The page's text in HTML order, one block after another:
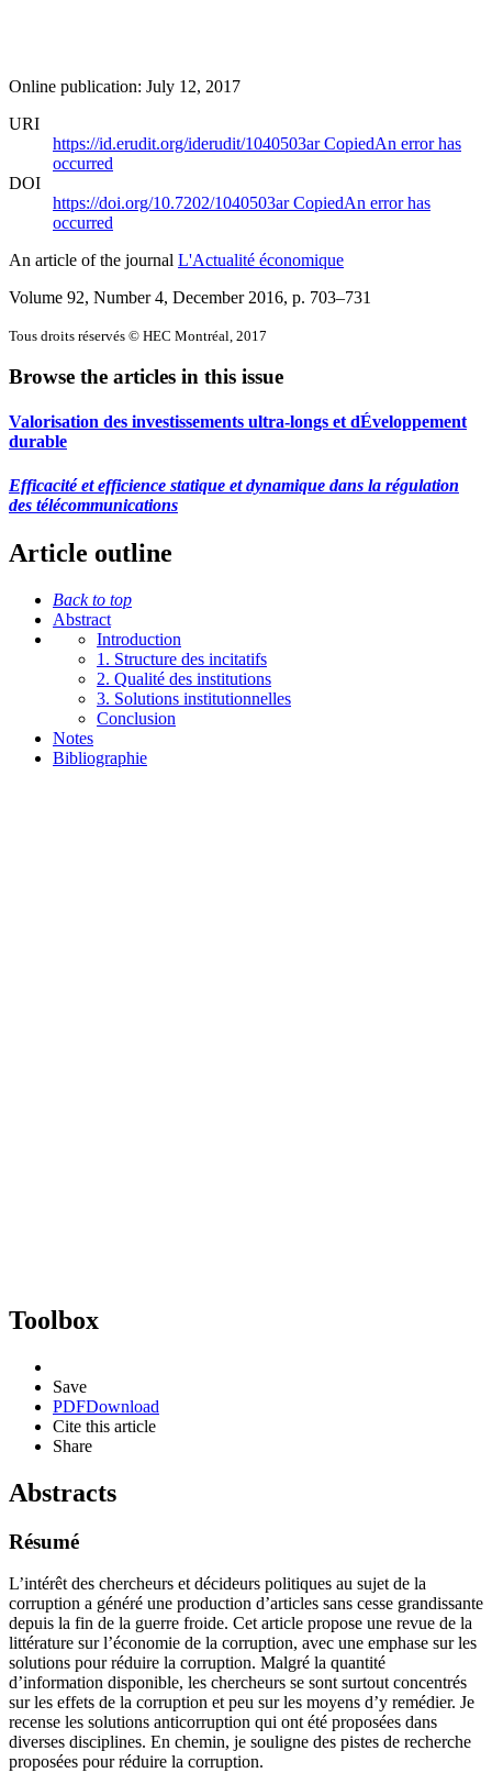
Online publication: July 12, 2017
URI
https://id.erudit.org/iderudit/1040503arCopiedAn error has
occurred
DOI
https://doi.org/10.7202/1040503arCopiedAn error has
occurred
An article of the journal L'Actualité économique
Volume 92, Number 4, December 2016, p. 703–731
Tous droits réservés © HEC Montréal, 2017
Browse the articles in this issue
Valorisation des investissements ultra-longs et dÉveloppement
durable
Efficacité et efficience statique et dynamique dans la régulation
des télécommunications
Article outline
Back to top
Abstract
Introduction
1. Structure des incitatifs
2. Qualité des institutions
3. Solutions institutionnelles
Conclusion
Notes
Bibliographie
Toolbox
Save
PDFDownload
Cite this article
Share
Abstracts
Résumé
L’intérêt des chercheurs et décideurs politiques au sujet de la
corruption a généré une production d’articles sans cesse grandissante
depuis la fin de la guerre froide. Cet article propose une revue de la
littérature sur l’économie de la corruption, avec une emphase sur les
solutions pour réduire la corruption. Malgré la quantité
d’information disponible, les chercheurs se sont surtout concentrés
sur les effets de la corruption et peu sur les moyens d’y remédier. Je
recense les solutions anticorruption qui ont été proposées dans
diverses disciplines. En chemin, je souligne des pistes de recherche
proposées pour réduire la corruption.